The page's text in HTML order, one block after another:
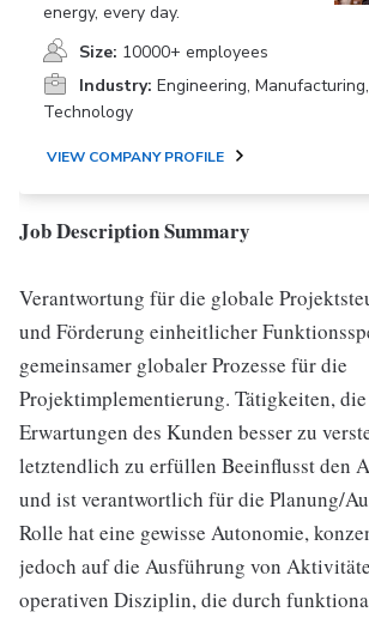
energy, every day.
Size: 10000+ employees
Industry: Engineering,
Technology
VIEW COMPANY PROFILE
Job Description Summary
Verantwortung für die globale
und Förderung einheitlicher
gemeinsamer globaler Prozesse für die
Projektimplementierung. Tätigkeiten,
Erwartungen des Kunden besser zu
letztendlich zu erfüllen Beeinflusst den
und ist verantwortlich für die Planung/
Rolle hat eine gewisse Autonomie,
jedoch auf die Ausführung von
operativen Disziplin, die durch